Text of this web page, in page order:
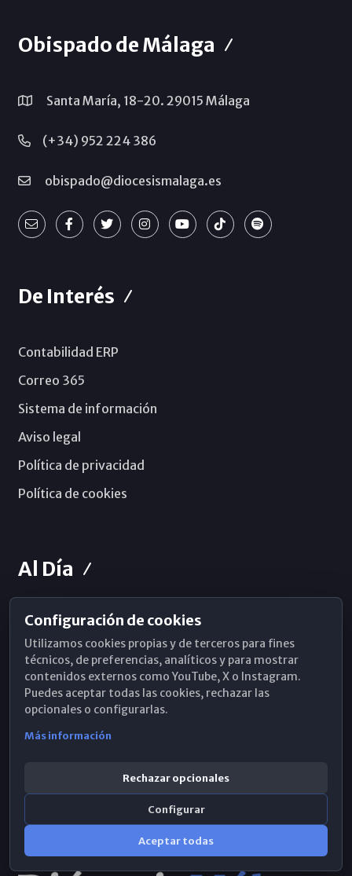
Obispado de Málaga
Santa María, 18-20. 29015 Málaga
(+34) 952 224 386
obispado@diocesismalaga.es
De Interés
Contabilidad ERP
Correo 365
Sistema de información
Aviso legal
Política de privacidad
Política de cookies
Al Día
Horarios de Misa
Hemeroteca
WhatsApp
Configuración de cookies
Utilizamos cookies propias y de terceros para fines
técnicos, de preferencias, analíticos y para mostrar
contenidos externos como YouTube, X o Instagram.
Puedes aceptar todas las cookies, rechazar las
opcionales o configurarlas.
Más información
Rechazar opcionales
Configurar
Aceptar todas